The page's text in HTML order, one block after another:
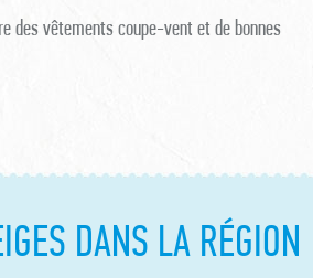
des vêtements coupe-vent et de bonnes
DANS LA RÉGION